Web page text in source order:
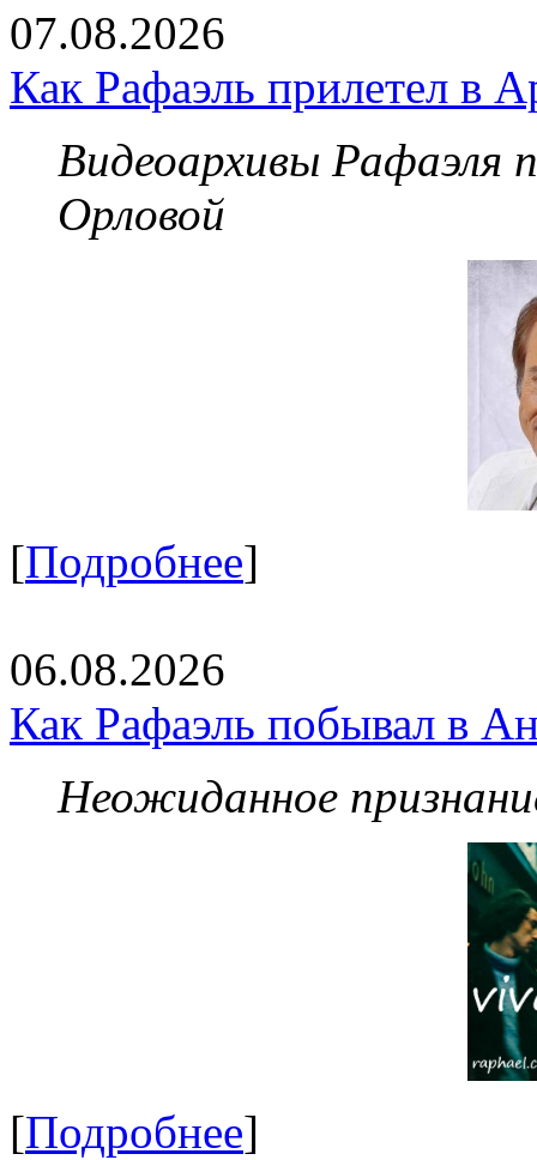
07.08.2026
Как Рафаэль прилетел в
Видеоархивы Рафаэля
Орловой
[Подробнее]
06.08.2026
Как Рафаэль побывал в
Неожиданное
[Подробнее]